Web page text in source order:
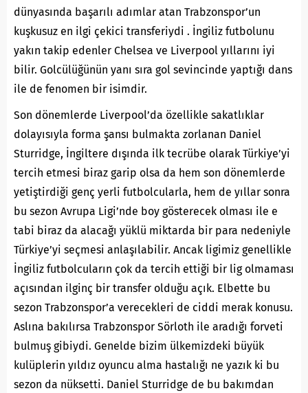
dünyasında başarılı adımlar atan Trabzonspor’un
kuşkusuz en ilgi çekici transferiydi . İngiliz futbolunu
yakın takip edenler Chelsea ve Liverpool yıllarını iyi
bilir. Golcülüğünün yanı sıra gol sevincinde yaptığı dans
ile de fenomen bir isimdir.
Son dönemlerde Liverpool’da özellikle sakatlıklar
dolayısıyla forma şansı bulmakta zorlanan Daniel
Sturridge, İngiltere dışında ilk tecrübe olarak Türkiye’yi
tercih etmesi biraz garip olsa da hem son dönemlerde
yetiştirdiği genç yerli futbolcularla, hem de yıllar sonra
bu sezon Avrupa Ligi’nde boy gösterecek olması ile e
tabi biraz da alacağı yüklü miktarda bir para nedeniyle
Türkiye’yi seçmesi anlaşılabilir. Ancak ligimiz genellikle
İngiliz futbolcuların çok da tercih ettiği bir lig olmaması
açısından ilginç bir transfer olduğu açık. Elbette bu
sezon Trabzonspor’a verecekleri de ciddi merak konusu.
Aslına bakılırsa Trabzonspor Sörloth ile aradığı forveti
bulmuş gibiydi. Genelde bizim ülkemizdeki büyük
kulüplerin yıldız oyuncu alma hastalığı ne yazık ki bu
sezon da nüksetti. Daniel Sturridge de bu bakımdan